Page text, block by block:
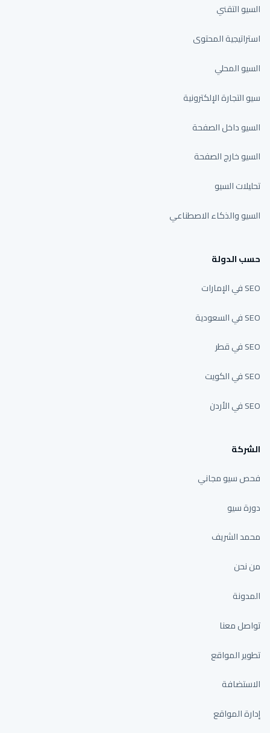
السيو التقني
استراتيجية المحتوى
السيو المحلي
سيو التجارة الإلكترونية
السيو داخل الصفحة
السيو خارج الصفحة
تحليلات السيو
السيو والذكاء الاصطناعي
حسب الدولة
SEO في الإمارات
SEO في السعودية
SEO في قطر
SEO في الكويت
SEO في الأردن
الشركة
فحص سيو مجاني
دورة سيو
محمد الشريف
من نحن
المدونة
تواصل معنا
تطوير المواقع
الاستضافة
إدارة المواقع